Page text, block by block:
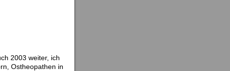
2003 weiter, ich
Ostheopathen in